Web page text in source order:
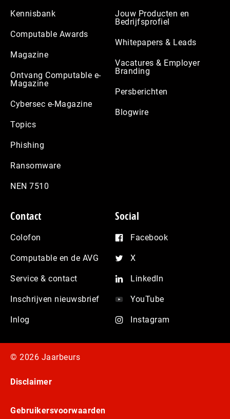
Kennisbank
Computable Awards
Magazine
Ontvang Computable e-
Magazine
Cybersec e-Magazine
Topics
Phishing
Ransomware
NEN 7510
Jouw Producten en
Bedrijfsprofiel
Whitepapers & Leads
Vacatures & Employer
Branding
Persberichten
Blogwire
Contact
Colofon
Computable en de AVG
Service & contact
Inschrijven nieuwsbrief
Inlog
Social
Facebook
X
LinkedIn
YouTube
Instagram
© 2026 Jaarbeurs
Disclaimer
Gebruikersvoorwaarden